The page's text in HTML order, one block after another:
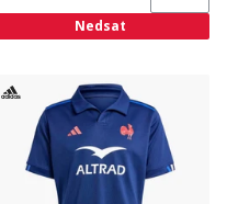
Nedsat